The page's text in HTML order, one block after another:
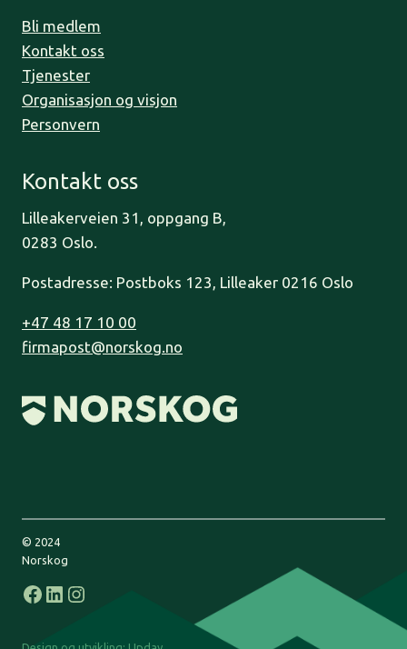
Bli medlem
Kontakt oss
Tjenester
Organisasjon og visjon
Personvern
Kontakt oss
Lilleakerveien 31, oppgang B,
0283 Oslo.
Postadresse: Postboks 123, Lilleaker 0216 Oslo
+47 48 17 10 00
firmapost@norskog.no
© 2024
Norskog
Facebook
LinkedIn
Instagram